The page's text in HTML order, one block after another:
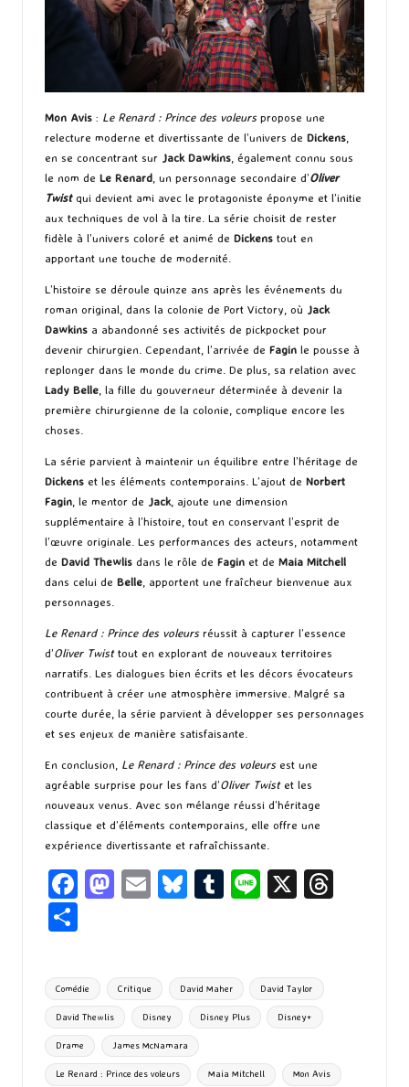
Mon Avis : Le Renard : Prince des voleurspropose une
relecture moderne et divertissante de l’univers de Dickens
en se concentrant sur Jack Dawkins , également connu sous
le nom de Le Renard , un personnage secondaire d’Oliver
Twistqui devient ami avec le protagoniste éponyme et l’initie
aux techniques de vol à la tire. La série choisit de rester
fidèle à l’univers coloré et animé de Dickens tout en
apportant une touche de modernité.
L’histoire se déroule quinze ans après les événements du
roman original, dans la colonie de Port Victory, où Jack
Dawkins a abandonné ses activités de pickpocket pour
devenir chirurgien. Cependant, l’arrivée de Fagin le pousse à
replonger dans le monde du crime. De plus, sa relation avec
Lady Belle , la fille du gouverneur déterminée à devenir la
première chirurgienne de la colonie, complique encore les
choses.
La série parvient à maintenir un équilibre entre l’héritage de
Dickens et les éléments contemporains. L’ajout de Norbert
Fagin , le mentor de Jack , ajoute une dimension
supplémentaire à l’histoire, tout en conservant l’esprit de
l’œuvre originale. Les performances des acteurs, notamment
de David Thewlis dans le rôle de Fagin et de Maia Mitchell
dans celui de Belle , apportent une fraîcheur bienvenue aux
personnages.
Le Renard : Prince des voleursréussit à capturer l’essence
d’Oliver Twisttout en explorant de nouveaux territoires
narratifs. Les dialogues bien écrits et les décors évocateurs
contribuent à créer une atmosphère immersive. Malgré sa
courte durée, la série parvient à développer ses personnages
et ses enjeux de manière satisfaisante.
En conclusion, Le Renard : Prince des voleursest une
agréable surprise pour les fans d’Oliver Twistet les
nouveaux venus. Avec son mélange réussi d’héritage
classique et d’éléments contemporains, elle offre une
expérience divertissante et rafraîchissante.
Fa
o
o
k
M
d
o
n
E
l
Bl
ky
T
bl
r
Li X
ta
g
er
Tags:
Comédie Critique David Maher David Taylor
David Thewlis Disney Disney Plus Disney+
Drame James McNamara
Le Renard : Prince des voleurs Maia Mitchell Mon Avis